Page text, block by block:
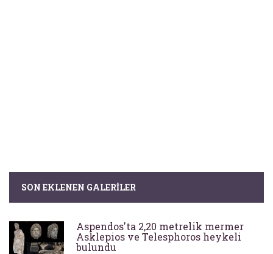
SON EKLENEN GALERILER
Aspendos'ta 2,20 metrelik mermer
Asklepios ve Telesphoros heykeli
bulundu